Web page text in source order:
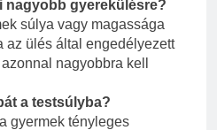
nagyobb gyerekülésre?
súlya vagy magassága
az ülés által engedélyezett
nagyobbra kell
a testsúlyba?
gyermek tényleges